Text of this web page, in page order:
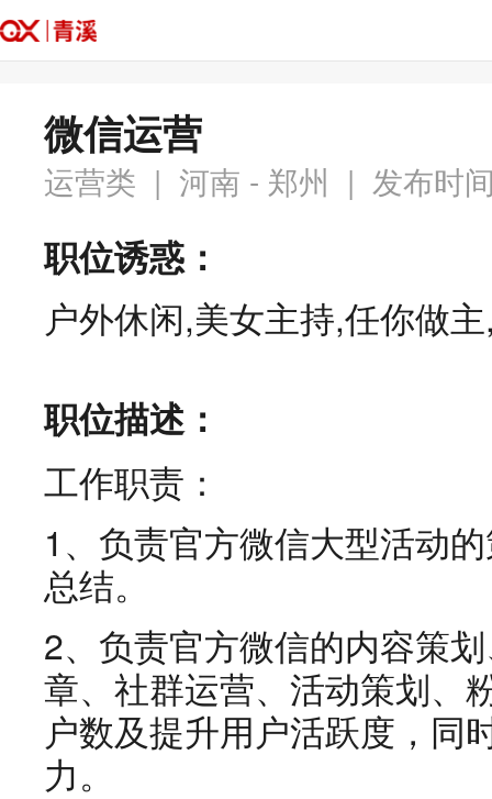
微信运营
运营类 | 河南 - 郑州 | 发布时
职位诱惑：
户外休闲,美女主持,任你做
职位描述：
工作职责：
1、负责官方微信大型活动
总结。
2、负责官方微信的内容策
章、社群运营、活动策划、
户数及提升用户活跃度，同
力。